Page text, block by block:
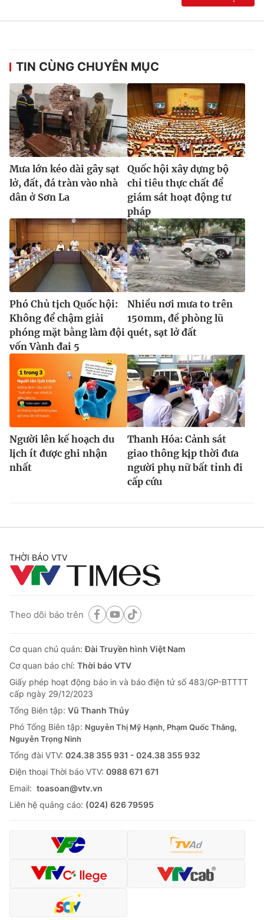
TIN CÙNG CHUYÊN MỤC
Mưa lớn kéo dài gây sạt
lở, đất, đá tràn vào nhà
dân ở Sơn La
Quốc hội xây dựng bộ
chỉ tiêu thực chất để
giám sát hoạt động tư
pháp
Phó Chủ tịch Quốc hội:
Không để chậm giải
phóng mặt bằng làm đội
vốn Vành đai 5
Nhiều nơi mưa to trên
150mm, đề phòng lũ
quét, sạt lở đất
Người lên kế hoạch du
lịch ít được ghi nhận
nhất
Thanh Hóa: Cảnh sát
giao thông kịp thời đưa
người phụ nữ bất tỉnh đi
cấp cứu
THỜI BÁO VTV
Theo dõi báo trên
Cơ quan chủ quản:Đài Truyền hình Việt Nam
Cơ quan báo chí: Thời báo VTV
Giấy phép hoạt động báo in và báo điện tử số 483/GP-BTTTT
cấp ngày 29/12/2023
Tổng Biên tập: Vũ Thanh Thủy
Phó Tổng Biên tập: Nguyễn Thị Mỹ Hạnh, Phạm Quốc Thắng,
Nguyễn Trọng Ninh
Tổng đài VTV: 024.38 355 931 - 024.38 355 932
Ðiện thoại Thời báo VTV: 0988 671 671
Email: toasoan@vtv.vn
Liên hệ quảng cáo: (024) 626 79595